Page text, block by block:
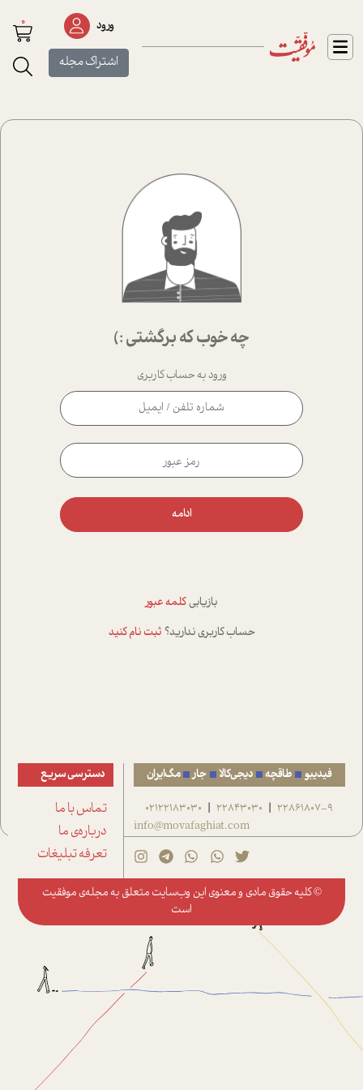
ورود
اشتراک مجله
0
چه خوب که برگشتی :)
ورود به حساب کاربری
ادامه
بازیابی کلمه عبور
حساب کاربری ندارید؟ ثبت نام کنید
فیدیبو طاقچه دیجی‌کالا جار مگ‌ایران
22861807-9
|
22843030
|
02122183030
info@movafaghiat.com
دسترسی سریع
تماس با ما
درباره‌ی ما
تعرفه تبلیغات
© کلیه حقوق مادی و معنوی این وب‌سایت متعلق به مجله‌ی موفقیت
است